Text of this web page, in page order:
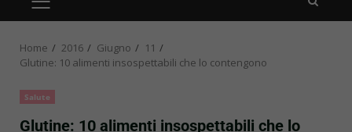
PRIMARY
MENU
Home 2016 Giugno
11
Glutine: 10 alimenti insospettabili che lo contengono
Salute
Glutine: 10 alimenti insospettabili che lo